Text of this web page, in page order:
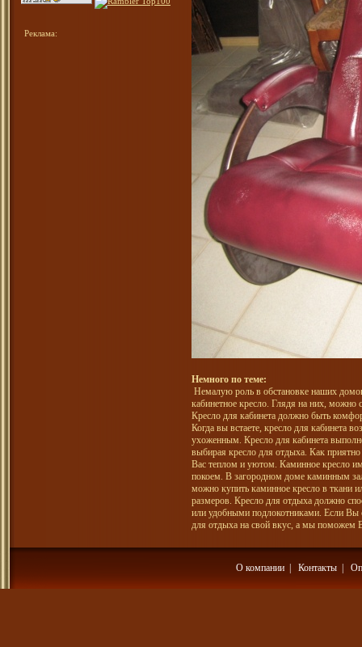
Реклама:
Немного по теме:
Немалую роль в обстановке наших
кабинетное кресло. Глядя на них, можно
Кресло для кабинета должно быть
Когда вы встаете, кресло для кабинета
ухоженным. Кресло для кабинета
выбирая кресло для отдыха. Как приятно
Вас теплом и уютом. Каминное кресло
покоем. В загородном доме каминным
можно купить каминное кресло в ткани
размеров. Кресло для отдыха должно
или удобными подлокотниками. Если Вы
для отдыха на свой вкус, а мы поможем
О компании Контакты